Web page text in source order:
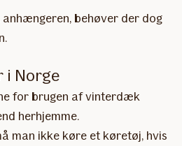
behøver der dog
Norge
for brugen af vinterdæk
herhjemme.
man ikke køre et køretøj, hvis